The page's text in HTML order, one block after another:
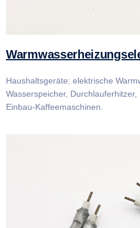
Haushaltsgeräte: elektrische
Wasserspeicher,
Einbau-Kaffeemaschinen.